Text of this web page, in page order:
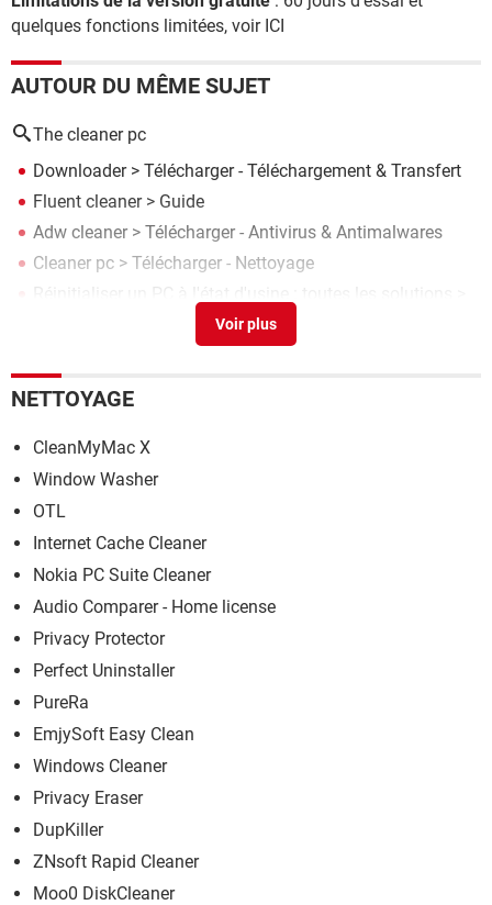
quelques fonctions limitées, voir ICI
AUTOUR DU MÊME SUJET
The cleaner pc
Downloader> Télécharger - Téléchargement & Transfert
Fluent cleaner> Guide
Adw cleaner > Télécharger - Antivirus & Antimalwares
Cleaner pc > Télécharger - Nettoyage
Réinitialiser un PC à l'état d'usine : toutes les solutions
NETTOYAGE
CleanMyMac X
Window Washer
OTL
Internet Cache Cleaner
Nokia PC Suite Cleaner
Audio Comparer - Home license
Privacy Protector
Perfect Uninstaller
PureRa
EmjySoft Easy Clean
Windows Cleaner
Privacy Eraser
DupKiller
ZNsoft Rapid Cleaner
Moo0 DiskCleaner